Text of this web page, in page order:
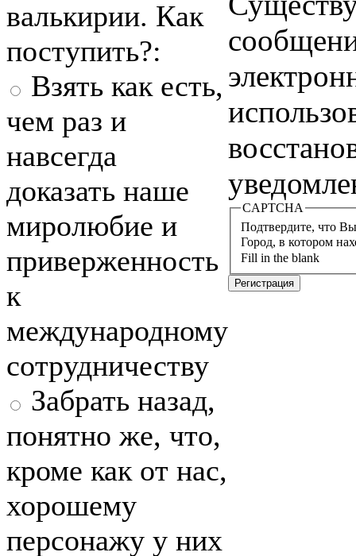
валькирии. Как
поступить?:
Взять как есть,
чем раз и
навсегда
доказать наше
миролюбие и
приверженность
к
международному
сотрудничеству
Забрать назад,
понятно же, что,
кроме как от нас,
хорошему
персонажу у них
CAPTCHA
Подтвердите, что
Город, в котором
Fill in the blank